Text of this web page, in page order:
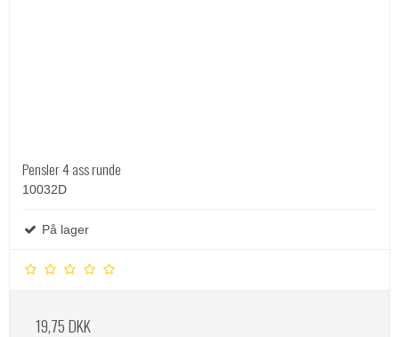
Pensler 4 ass runde
10032D
På lager
19,75 DKK